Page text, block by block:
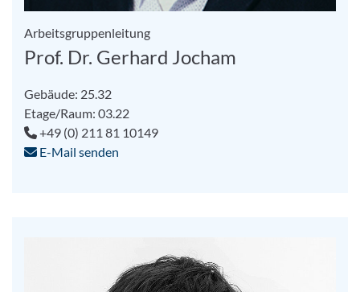
Arbeitsgruppenleitung
Prof. Dr. Gerhard Jocham
Gebäude: 25.32
Etage/Raum: 03.22
+49 (0) 211 81 10149
E-Mail senden